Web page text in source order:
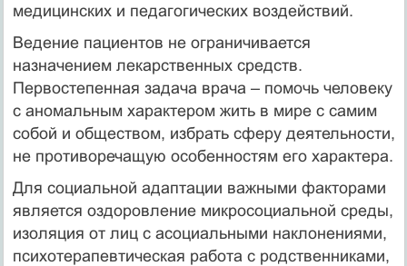
медицинских и педагогических воздействий.
Ведение пациентов не ограничивается
назначением лекарственных средств.
Первостепенная задача врача – помочь человеку
с аномальным характером жить в мире с самим
собой и обществом, избрать сферу деятельности,
не противоречащую особенностям его характера.
Для социальной адаптации важными факторами
является оздоровление микросоциальной среды,
изоляция от лиц с асоциальными наклонениями,
психотерапевтическая работа с родственниками,